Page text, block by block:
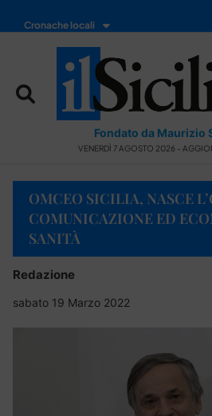
Cronache locali
Fondato da Maurizio
VENERDÌ 7 AGOSTO 2026 -
OMCEO SICILIA, NASCE
COMUNICAZIONE ED
SANITÀ
Redazione
sabato 19 Marzo 2022